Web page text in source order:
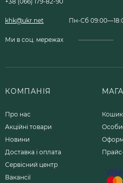
khk@ukr.net Пн-Сб
Ми в соц. мережах
КОМПАНІЯ
Про нас
Акційні товари
Новини
Доставка і оплата
Сервісний центр
Вакансії
Кошик